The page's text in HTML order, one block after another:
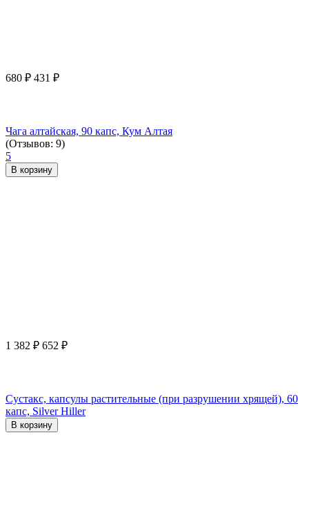
680 ₽ 431 ₽
Чага алтайская, 90 капс, Кум Алтая
(Отзывов: 9)
5
В корзину
1 382 ₽ 652 ₽
Сустакс, капсулы растительные (при разрушении хрящей), 60
капс, Silver Hiller
В корзину